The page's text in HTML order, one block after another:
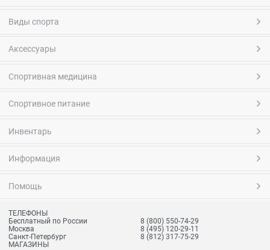
Виды спорта
Аксессуары
Спортивная медицина
Спортивное питание
Инвентарь
Информация
Помощь
ТЕЛЕФОНЫ
Бесплатный по России
8 (800) 550-74-29
Москва
8 (495) 120-29-11
Санкт-Петербург
8 (812) 317-75-29
МАГАЗИНЫ